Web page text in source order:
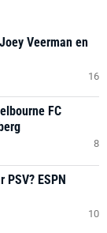
Veerman en
16
FC
8
ESPN
10